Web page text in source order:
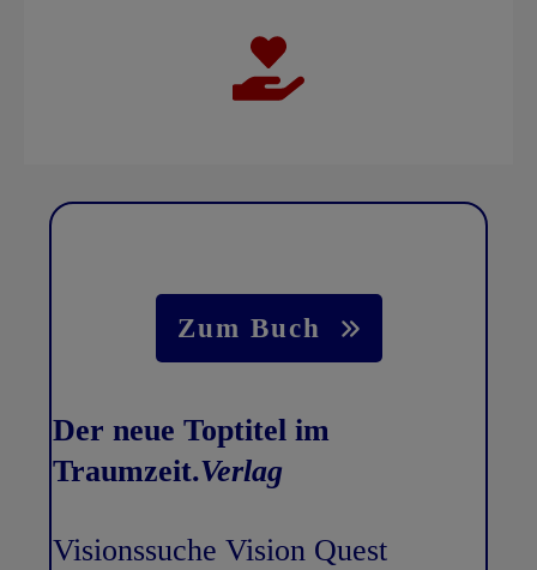
Zum Buch
Der neue Toptitel im
Traumzeit.Verlag
Visionssuche Vision Quest